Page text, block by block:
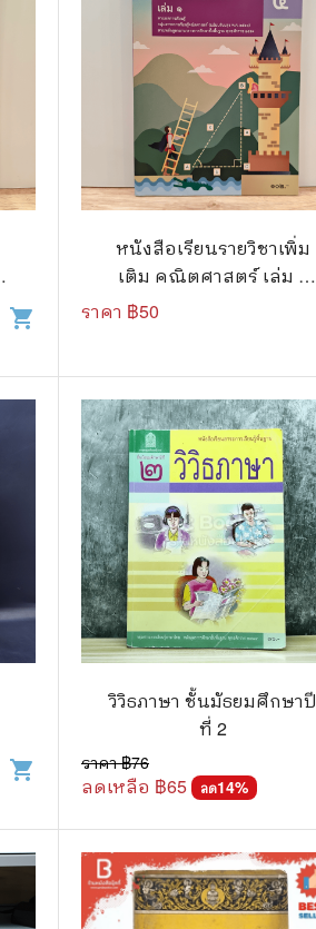
shopping_cart
หนังสือเรียนรายวิชาเพิ่ม
เติม คณิตศาสตร์ เล่ม 1
ชั้นมัธยมศึกษาปีที่ 5
ราคา ฿50
shopping_cart
วิวิธภาษา ชั้นมัธยมศึกษาปี
ที่ 2
ราคา ฿76
ลดเหลือ ฿65 ลด14%